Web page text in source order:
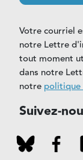
Votre courriel
notre Lettre
tout moment
dans notre
notre
Suivez-